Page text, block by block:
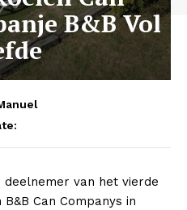
B&B Vol
deelnemer van het vierde
Can Companys in